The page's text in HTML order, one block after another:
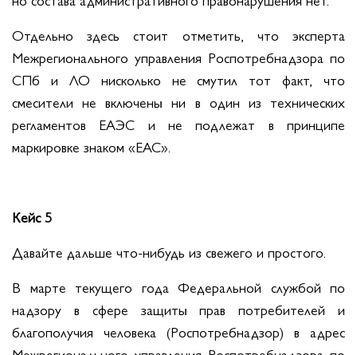
Отдельно здесь стоит отметить, что эксперта
Межрегионального управления Роспотребнадзора по
СПб и ЛО нисколько не смутил тот факт, что
смесители не включены ни в один из технических
регламентов ЕАЭС и не подлежат в принципе
маркировке знаком «ЕАС».
Кейс 5
Давайте дальше что-нибудь из свежего и простого.
В марте текущего года Федеральной службой по
надзору в сфере защиты прав потребителей и
благополучия человека (Роспотребнадзор) в адрес